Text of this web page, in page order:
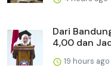
Dari
4,00 dan
19 hours ago